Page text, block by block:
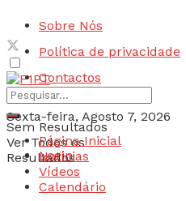
Sobre Nós
Política de privacidade
Contactos
Sexta-feira, Agosto 7, 2026
Login
Sem Resultados
Ver Todos os
Resultados
Página Inicial
Notícias
Vídeos
Calendário